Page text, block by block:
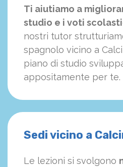
Ti aiutiamo a
studio e i voti
nostri tutor
spagnolo vicino a
piano di studio
appositamente per te.
Sedi vicino a
Le lezioni si svolgono